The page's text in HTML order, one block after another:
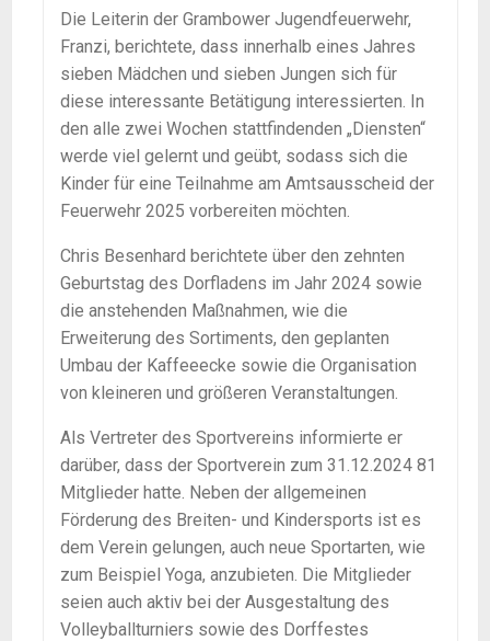
Die Leiterin der Grambower Jugendfeuerwehr,
Franzi, berichtete, dass innerhalb eines Jahres
sieben Mädchen und sieben Jungen sich für
diese interessante Betätigung interessierten. In
den alle zwei Wochen stattfindenden „Diensten“
werde viel gelernt und geübt, sodass sich die
Kinder für eine Teilnahme am Amtsausscheid der
Feuerwehr 2025 vorbereiten möchten.
Chris Besenhard berichtete über den zehnten
Geburtstag des Dorfladens im Jahr 2024 sowie
die anstehenden Maßnahmen, wie die
Erweiterung des Sortiments, den geplanten
Umbau der Kaffeeecke sowie die Organisation
von kleineren und größeren Veranstaltungen.
Als Vertreter des Sportvereins informierte er
darüber, dass der Sportverein zum 31.12.2024 81
Mitglieder hatte. Neben der allgemeinen
Förderung des Breiten- und Kindersports ist es
dem Verein gelungen, auch neue Sportarten, wie
zum Beispiel Yoga, anzubieten. Die Mitglieder
seien auch aktiv bei der Ausgestaltung des
Volleyballturniers sowie des Dorffestes